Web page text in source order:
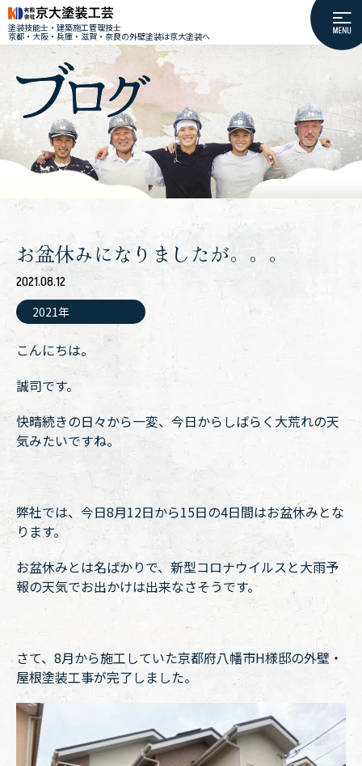
塗装技能士・建築施工管理技士
京都・大阪・兵庫・滋賀・奈良の外壁塗装は京大塗装へ
お盆休みになりましたが。。。
2021.08.12
2021年
こんにちは。
誠司です。
快晴続きの日々から一変、今日からしばらく大荒れの天
気みたいですね。
弊社では、今日8月12日から15日の4日間はお盆休みとな
ります。
お盆休みとは名ばかりで、新型コロナウイルスと大雨予
報の天気でお出かけは出来なさそうです。
さて、8月から施工していた京都府八幡市H様邸の外壁・
屋根塗装工事が完了しました。